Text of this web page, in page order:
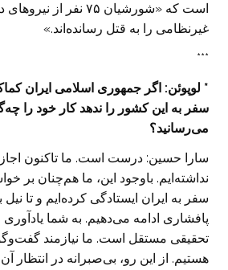
است که «شورشیان ۷۵ نفر
غیرنظامی را به قتل رسانده‌اند.»
***
* لوپوئن‌: اگر جمهوری اسلامی ایران
سفر به این کشور را ندهد کار خود را
می‌رسانید؟
سارا حسین‌: درست است. ما تاکنون
نداشته‌ایم. باوجود این، ما هم‌چنان بر
سفر به ایران ایستادگی کرده‌ایم و تا
پافشاری ادامه می‌دهیم. به شما
تحقیقی مستقل است. ما نیازمند
هستیم. از این رو، بی‌صبرانه در انتظار آن